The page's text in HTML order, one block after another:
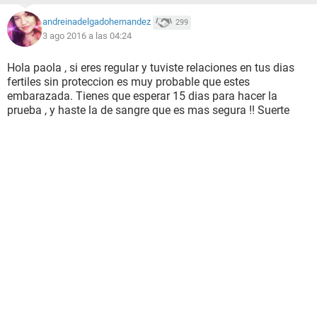
andreinadelgadohernandez 299
3 ago 2016 a las 04:24
Hola paola , si eres regular y tuviste relaciones en tus dias
fertiles sin proteccion es muy probable que estes
embarazada. Tienes que esperar 15 dias para hacer la
prueba , y haste la de sangre que es mas segura !! Suerte